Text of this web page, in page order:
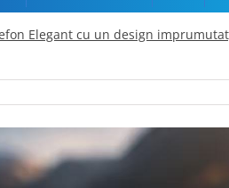
Elegant cu un design